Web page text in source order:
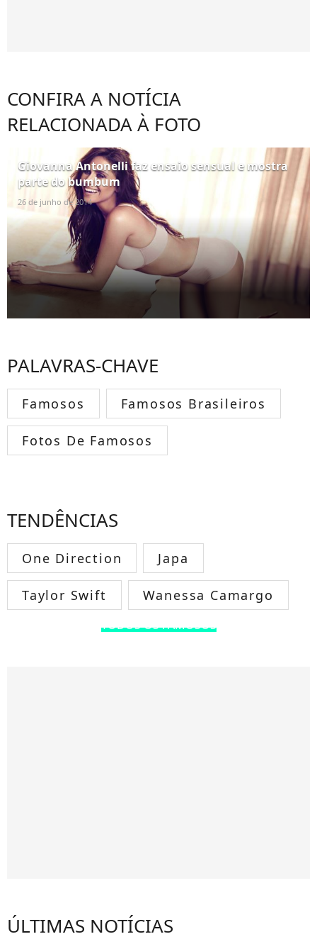
CONFIRA A NOTÍCIA
RELACIONADA À FOTO
Giovanna Antonelli faz ensaio sensual e mostra
parte do bumbum
26 de junho de 2014
PALAVRAS-CHAVE
Famosos Famosos Brasileiros
Fotos De Famosos
TENDÊNCIAS
One Direction Japa
Taylor Swift Wanessa Camargo
TODOS OS FAMOSOS
ÚLTIMAS NOTÍCIAS